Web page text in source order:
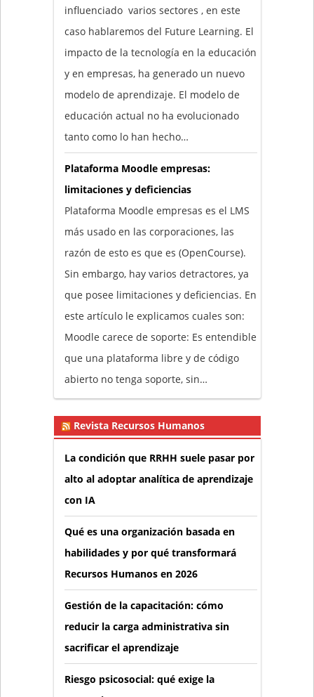
influenciado varios sectores , en este
caso hablaremos del Future Learning. El
impacto de la tecnología en la educación
y en empresas, ha generado un nuevo
modelo de aprendizaje. El modelo de
educación actual no ha evolucionado
tanto como lo han hecho…
Plataforma Moodle empresas:
limitaciones y deficiencias
Plataforma Moodle empresas es el LMS
más usado en las corporaciones, las
razón de esto es que es (OpenCourse).
Sin embargo, hay varios detractores, ya
que posee limitaciones y deficiencias. En
este artículo le explicamos cuales son:
Moodle carece de soporte: Es entendible
que una plataforma libre y de código
abierto no tenga soporte, sin…
Revista Recursos Humanos
La condición que RRHH suele pasar por
alto al adoptar analítica de aprendizaje
con IA
Qué es una organización basada en
habilidades y por qué transformará
Recursos Humanos en 2026
Gestión de la capacitación: cómo
reducir la carga administrativa sin
sacrificar el aprendizaje
Riesgo psicosocial: qué exige la